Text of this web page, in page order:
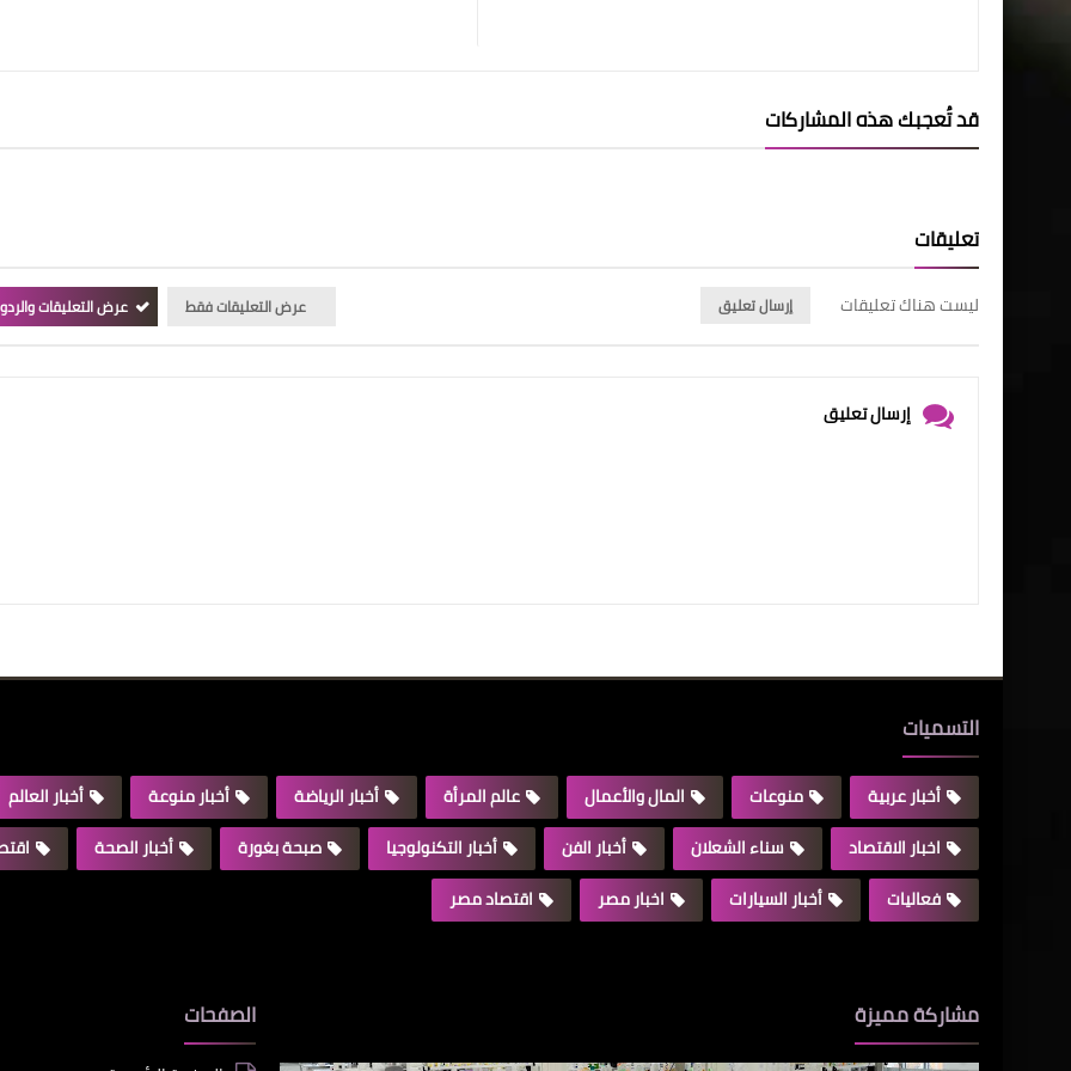
قد تُعجبك هذه المشاركات
تعليقات
ليست هناك تعليقات إرسال تعليق عرض التعليقات فقط عرض التعليقات
إرسال تعليق
التسميات
أخبار عربية منوعات المال والأعمال عالم المرأة أخبار الرياضة أخبار منوعة
أخبار العالم
اخبار الاقتصاد
سناء الشعلان أخبار الفن أخبار التكنولوجيا صبحة بغورة أخبار الصحة
فعاليات
أخبار السيارات اخبار مصر اقتصاد مصر
مشاركة مميزة الصفحات